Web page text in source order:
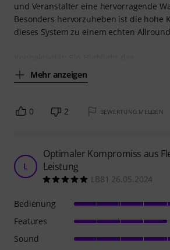
und Veranstalter eine hervorragende
Besonders hervorzuheben ist die hohe
dieses System zu einem echten
Mehr anzeigen
0 2 BEWERTUNG MELDEN
L
Optimaler Kompromiss aus
Leistung
LB81 26.05.2024
Bedienung
Features
Sound